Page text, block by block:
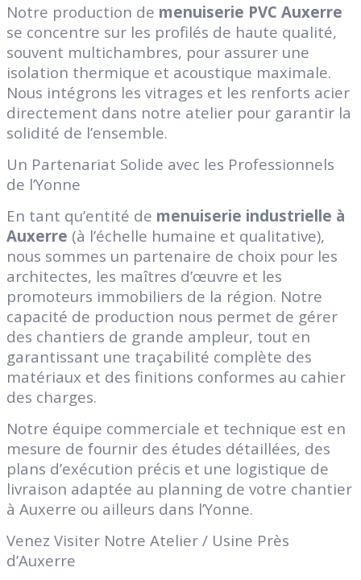
Notre production de menuiserie PVC Auxerre
se concentre sur les profilés de haute qualité,
souvent multichambres, pour assurer une
isolation thermique et acoustique maximale.
Nous intégrons les vitrages et les renforts acier
directement dans notre atelier pour garantir la
solidité de l’ensemble.
Un Partenariat Solide avec les Professionnels
de l’Yonne
En tant qu’entité de menuiserie industrielle à
Auxerre (à l’échelle humaine et qualitative),
nous sommes un partenaire de choix pour les
architectes, les maîtres d’œuvre et les
promoteurs immobiliers de la région. Notre
capacité de production nous permet de gérer
des chantiers de grande ampleur, tout en
garantissant une traçabilité complète des
matériaux et des finitions conformes au cahier
des charges.
Notre équipe commerciale et technique est en
mesure de fournir des études détaillées, des
plans d’exécution précis et une logistique de
livraison adaptée au planning de votre chantier
à Auxerre ou ailleurs dans l’Yonne.
Venez Visiter Notre Atelier / Usine Près
d’Auxerre